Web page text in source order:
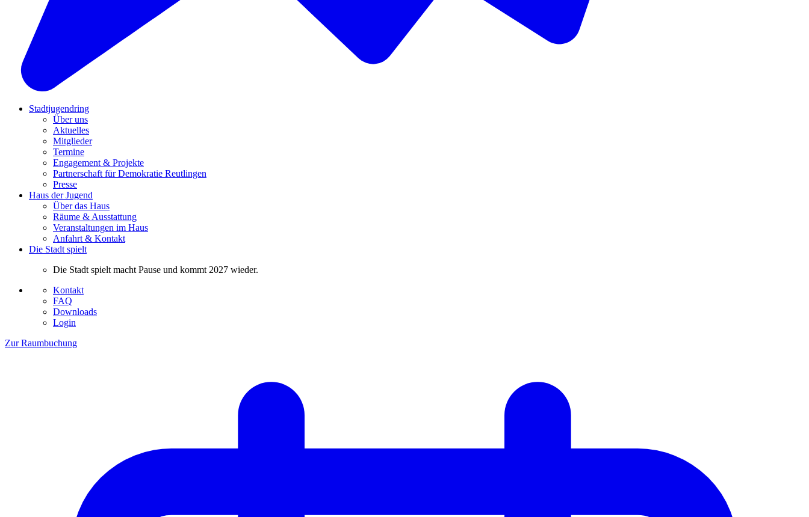
Stadtjugendring
Über uns
Aktuelles
Mitglieder
Termine
Engagement & Projekte
Partnerschaft für Demokratie Reutlingen
Presse
Haus der Jugend
Über das Haus
Räume & Ausstattung
Veranstaltungen im Haus
Anfahrt & Kontakt
Die Stadt spielt
Die Stadt spielt macht Pause und kommt 2027 wieder.
Kontakt
FAQ
Downloads
Login
Zur Raumbuchung